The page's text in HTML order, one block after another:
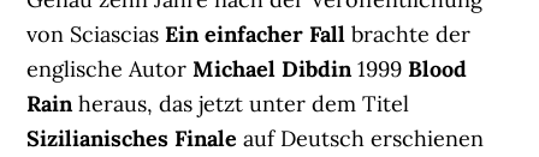
von SciasciasEin einfacher Fall brachte der
englische AutorMichael Dibdin1999Blood
Rainheraus, das jetzt unter dem Titel
Sizilianisches Finale auf Deutsch erschienen